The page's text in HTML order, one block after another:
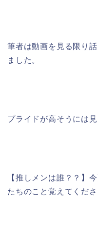
筆者は動画を見る限り
ました。
プライドが高そうには見
【推しメンは誰？？】
たちのこと覚えてくだ